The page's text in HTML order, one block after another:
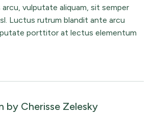
vulputate aliquam, sit semper
Luctus rutrum blandit ante arcu
porttitor at lectus elementum
by Cherisse Zelesky